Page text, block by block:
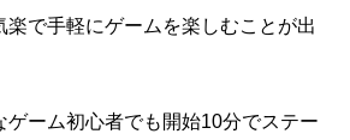
楽で手軽にゲームを楽しむことが出
ゲーム初心者でも開始10分でステー